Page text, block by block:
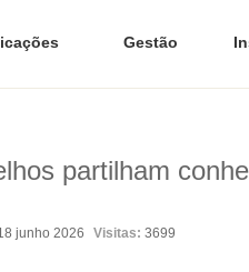
Gestão
partilham
junho 2026 Visitas: 3699